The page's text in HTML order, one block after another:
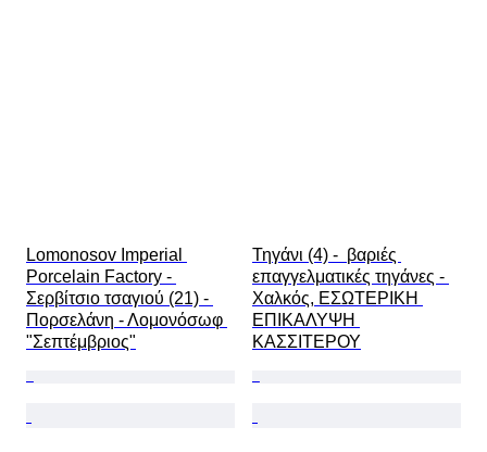
Lomonosov Imperial
Porcelain Factory -
Σερβίτσιο τσαγιού (21) -
Πορσελάνη - Λομονόσωφ
"Σεπτέμβριος"
Τηγάνι (4) -  βαριές
επαγγελματικές τηγάνες -
Χαλκός, ΕΣΩΤΕΡΙΚΗ
ΕΠΙΚΑΛΥΨΗ
ΚΑΣΣΙΤΕΡΟΥ